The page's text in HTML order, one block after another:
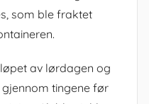
som ble fraktet
av lørdagen og
tingene før